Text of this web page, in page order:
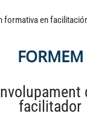
FORMEM
facilitador